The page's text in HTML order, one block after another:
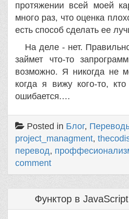
протяжении всей моей
много раз, что оценка
есть способ сделать ее
На деле - нет.
займет что-то
возможно. Я никогда не
когда я вижу кого-то,
ошибается.…
Posted in Блог,
project_managment,
перевод,
comment
Функтор в JavaScript